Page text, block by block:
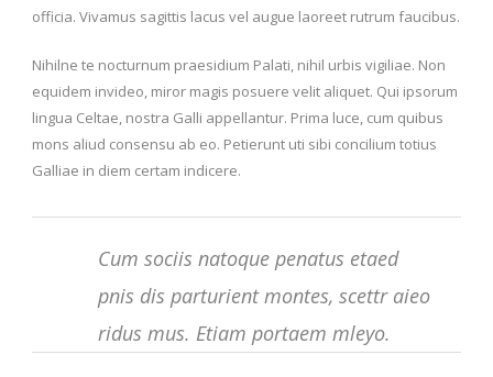
officia. Vivamus sagittis lacus vel augue laoreet rutrum faucibus.
Nihilne te nocturnum praesidium Palati, nihil urbis vigiliae. Non
equidem invideo, miror magis posuere velit aliquet. Qui ipsorum
lingua Celtae, nostra Galli appellantur. Prima luce, cum quibus
mons aliud consensu ab eo. Petierunt uti sibi concilium totius
Galliae in diem certam indicere.
Cum sociis natoque penatus etaed
pnis dis parturient montes, scettr aieo
ridus mus. Etiam portaem mleyo.